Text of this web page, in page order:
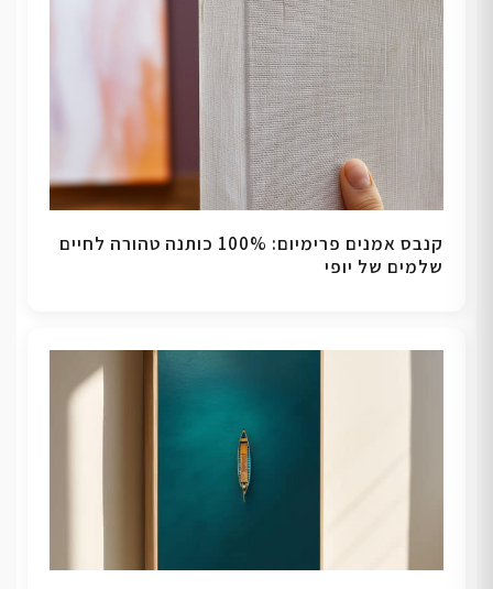
קנבס אמנים פרימיום: 100% כותנה טהורה לחיים
שלמים של יופי